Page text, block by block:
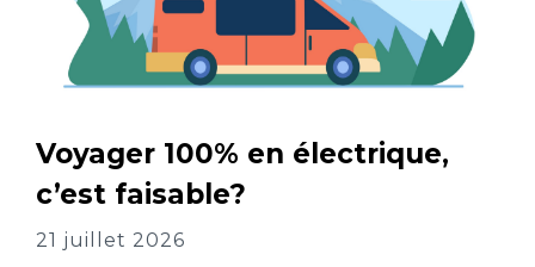
Voyager 100% en électrique,
c’est faisable?
21 juillet 2026